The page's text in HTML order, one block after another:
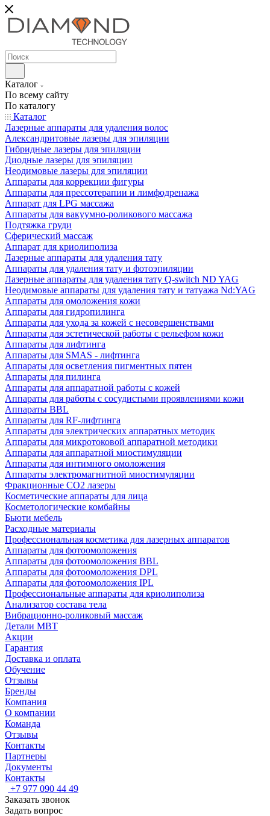
Каталог
По всему сайту
По каталогу
Каталог
Лазерные аппараты для удаления волос
Александритовые лазеры для эпиляции
Гибридные лазеры для эпиляции
Диодные лазеры для эпиляции
Неодимовые лазеры для эпиляции
Аппараты для коррекции фигуры
Аппараты для прессотерапии и лимфодренажа
Аппарат для LPG массажа
Аппараты для вакуумно-роликового массажа
Подтяжка груди
Сферический массаж
Аппарат для криолиполиза
Лазерные аппараты для удаления тату
Аппараты для удаления тату и фотоэпиляции
Лазерные аппараты для удаления тату Q-switch ND YAG
Неодимовые аппараты для удаления тату и татуажа Nd:YAG
Аппараты для омоложения кожи
Аппараты для гидропилинга
Аппараты для ухода за кожей с несовершенствами
Аппараты для эстетической работы с рельефом кожи
Аппараты для лифтинга
Аппараты для SMAS - лифтинга
Аппараты для осветления пигментных пятен
Аппараты для пилинга
Аппараты для аппаратной работы с кожей
Аппараты для работы с сосудистыми проявлениями кожи
Аппараты BBL
Аппараты для RF-лифтинга
Аппараты для электрических аппаратных методик
Аппараты для микротоковой аппаратной методики
Аппараты для аппаратной миостимуляции
Аппараты для интимного омоложения
Аппараты электромагнитной миостимуляции
Фракционные CO2 лазеры
Косметические аппараты для лица
Косметологические комбайны
Бьюти мебель
Расходные материалы
Профессиональная косметика для лазерных аппаратов
Аппараты для фотоомоложения
Аппараты для фотоомоложения BBL
Аппараты для фотоомоложения DPL
Аппараты для фотоомоложения IPL
Профессиональные аппараты для криолиполиза
Анализатор состава тела
Вибрационно-роликовый массаж
Детали MBT
Акции
Гарантия
Доставка и оплата
Обучение
Отзывы
Бренды
Компания
О компании
Команда
Отзывы
Контакты
Партнеры
Документы
Контакты
+7 977 090 44 49
Заказать звонок
Задать вопрос